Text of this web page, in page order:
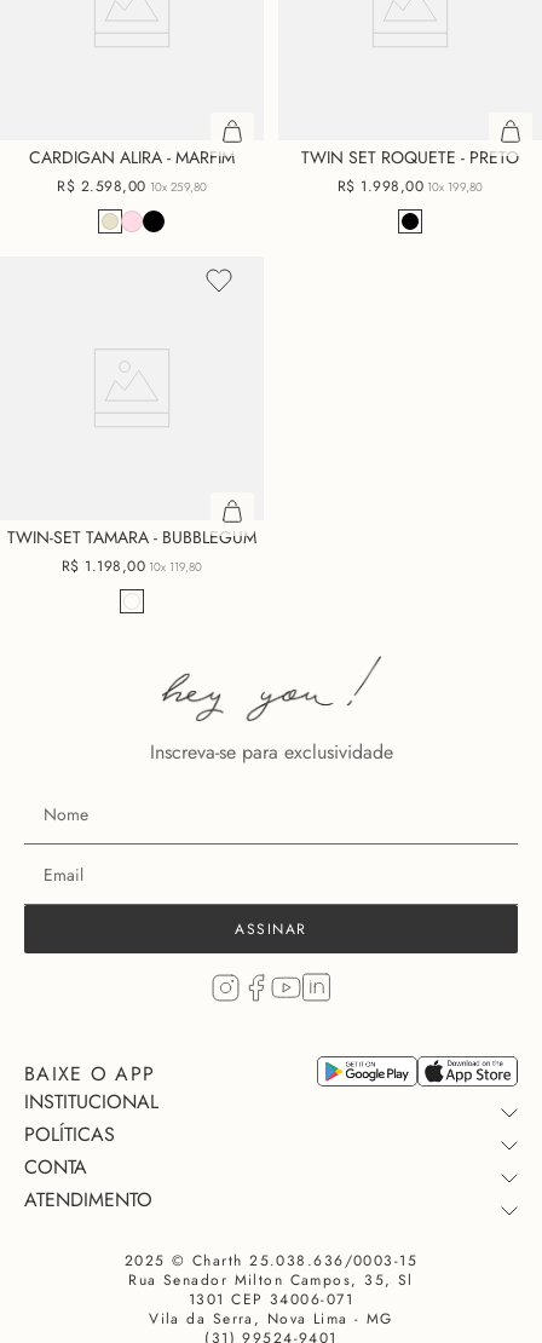
CARDIGAN ALIRA - MARFIM
R$ 2.598,00 10x 259,80
TWIN SET ROQUETE - PRETO
R$ 1.998,00 10x 199,80
TWIN-SET TAMARA - BUBBLEGUM
R$ 1.198,00 10x 119,80
Inscreva-se para exclusividade
ASSINAR
BAIXE O APP
INSTITUCIONAL
QUEM SOMOS
COLEÇÃO
SEJA UM LOJISTA
POLÍTICAS
TROCA E DEVOLUÇÃO
PRIVACIDADE
CONTA
TROCAR OU DEVOLVER
CONSULTE SUA ENTREGA
COMUNIDADE CHARTH INSIDERS
ATENDIMENTO
FALE CONOSCO
PERSONAL SHOPPER
DÚVIDAS FREQUENTES
2025 © Charth 25.038.636/0003-15
Rua Senador Milton Campos, 35, Sl
1301 CEP 34006-071
Vila da Serra, Nova Lima - MG